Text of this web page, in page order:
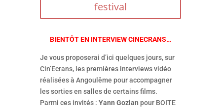
festival
BIENTÔT EN INTERVIEW CINECRANS…
Je vous proposerai d’ici quelques jours, sur
Cin’Ecrans, les premières interviews vidéo
réalisées à Angoulême pour accompagner
les sorties en salles de certains films.
Parmi ces invités : Yann Gozlan pour BOITE